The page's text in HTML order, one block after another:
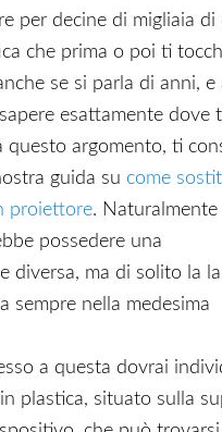
per decine di migliaia di
che prima o poi ti
se si parla di anni, e
esattamente dove
questo argomento, ti
guida su come
proiettore. Naturalmente
possedere una
diversa, ma di solito la
sempre nella medesima
a questa dovrai
plastica, situato sulla